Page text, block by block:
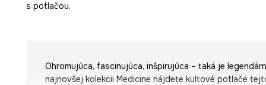
s potlačou.
Ohromujúca, fascinujúca, inšpirujúca – taká je
najnovšej kolekcii Medicine nájdete kultové potlače